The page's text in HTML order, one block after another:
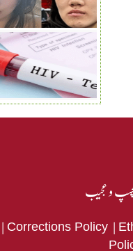
و عجیب
| Corrections Policy |